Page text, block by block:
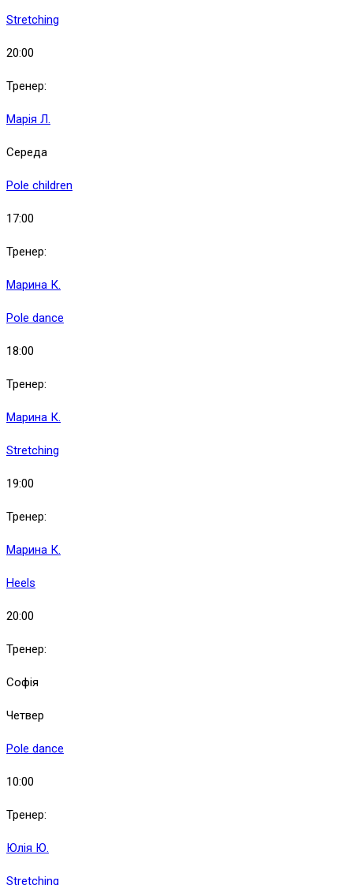
Stretching
20:00
Тренер:
Марія Л.
Середа
Pole children
17:00
Тренер:
Марина К.
Pole dance
18:00
Тренер:
Марина К.
Stretching
19:00
Тренер:
Марина К.
Heels
20:00
Тренер:
Софія
Четвер
Pole dance
10:00
Тренер:
Юлія Ю.
Stretching